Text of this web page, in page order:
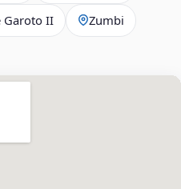
Garoto II Zumbi